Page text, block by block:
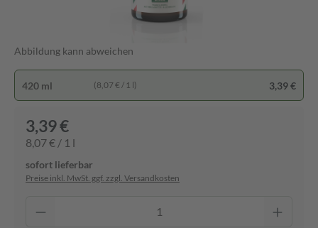
Abbildung kann abweichen
420 ml (8,07 € / 1 l) 3,39 €
3,39 €
8,07 € / 1 l
sofort lieferbar
Preise inkl. MwSt. ggf. zzgl. Versandkosten